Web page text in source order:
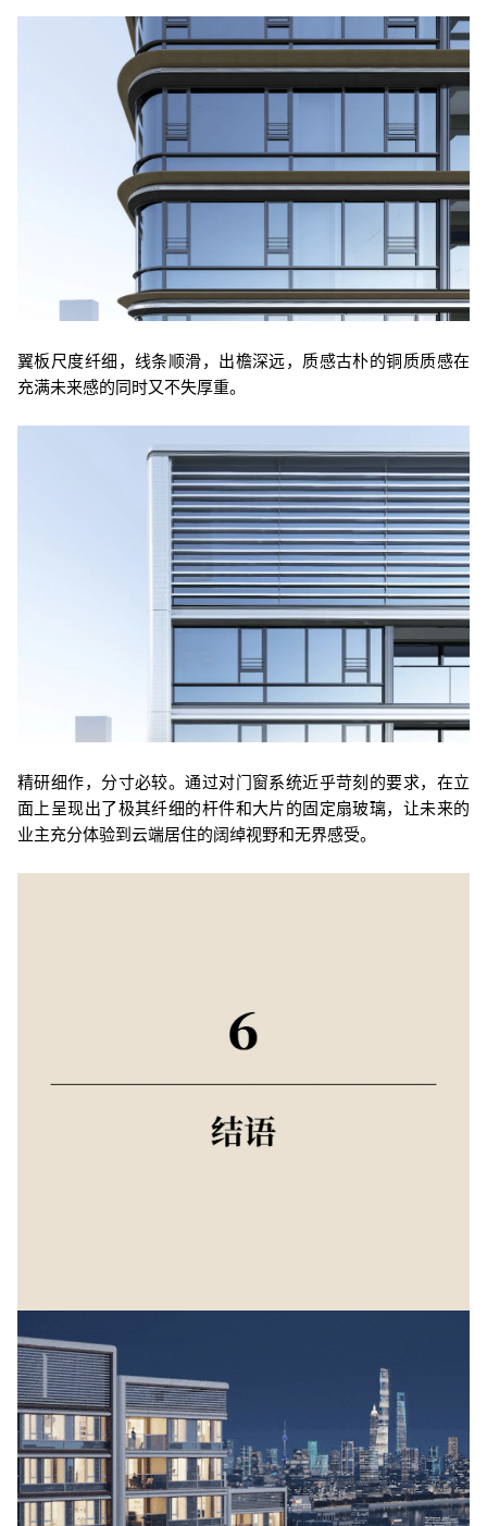
翼板尺度纤细，线条顺滑，出檐深远，质感古朴的铜质质感在
充满未来感的同时又不失厚重。
精研细作，分寸必较。通过对门窗系统近乎苛刻的要求，在立
面上呈现出了极其纤细的杆件和大片的固定扇玻璃，让未来的
业主充分体验到云端居住的阔绰视野和无界感受。